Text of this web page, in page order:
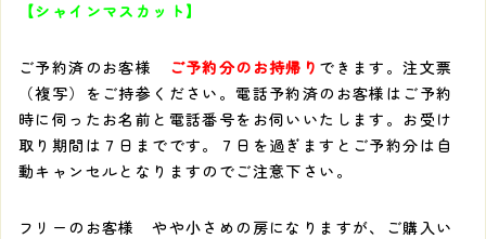
【シャインマスカット】
ご予約済のお客様 ご予約分のお持帰り できます。注文票
（複写）をご持参ください。電話予約済のお客様はご予約
時に伺ったお名前と電話番号をお伺いいたします。お受け
取り期間は７日までです。７日を過ぎますとご予約分は自
動キャンセルとなりますのでご注意下さい。
フリーのお客様 やや小さめの房になりますが、ご購入い